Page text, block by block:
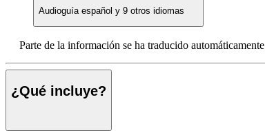
Audioguía español y 9 otros idiomas
Parte de la información se ha traducido automáticamente
¿Qué incluye?